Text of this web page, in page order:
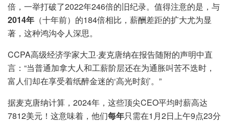
倍，一举打破了2022年246倍的旧纪录。值得注意的是，与
2014年 （十年前）的184倍相比，薪酬差距的扩大尤为显
著，这种鸿沟令人深思。
CCPA高级经济学家大卫·麦克唐纳在报告随附的声明中直
言：“当普通加拿大人和工薪阶层还在为通胀叫苦不迭时，
富人们却在享受着纸醉金迷的‘高光时刻’。”
据麦克唐纳计算，2024年，这些顶尖CEO平均时薪高达
7812美元！这意味着，他们每年只需在1月2日上午9点23分